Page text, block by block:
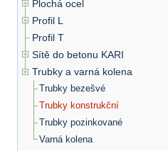
Plochá ocel
Profil L
Profil T
Sítě do betonu KARI
Trubky a varná kolena
Trubky bezešvé
Trubky konstrukční
Trubky pozinkované
Varná kolena